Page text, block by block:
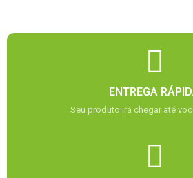
ENTREGA
Seu produto irá chegar até